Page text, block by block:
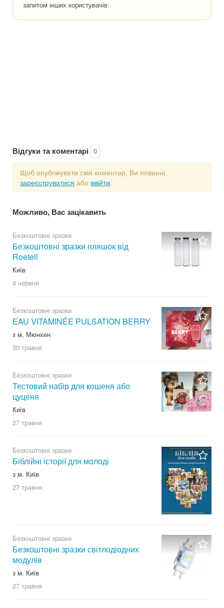
запитом інших користувачів.
Відгуки та коментарі 0
Щоб опублікувати свій коментар, Ви повинні
зареєструватися або ввійти.
Можливо, Вас зацікавить
Безкоштовні зразки
Безкоштовні зразки пляшок від
Roetell
Київ
4 червня
Безкоштовні зразки
EAU VITAMINÉE PULSATION BERRY
з м. Мюнхен
30 травня
Безкоштовні зразки
Тестовий набір для кошеня або
цуценя
Київ
27 травня
Безкоштовні зразки
Біблійні історії для молоді
з м. Київ
27 травня
Безкоштовні зразки
Безкоштовні зразки світлодіодних
модулів
з м. Київ
27 травня